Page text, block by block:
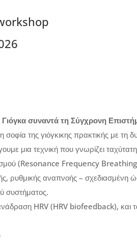
Γιόγκα συναντά τη Σύγχρονη
σοφία της γιόγκικης πρακτικής με
μια τεχνική που γνωρίζει
(Resonance Frequency
ρυθμικής αναπνοής – σχεδιασμένη
συστήματος.
HRV (HRV biofeedback), και